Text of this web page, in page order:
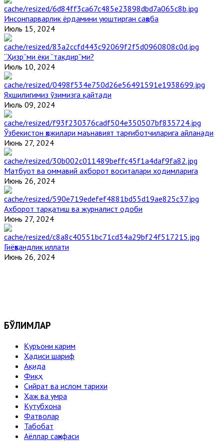
Инсонпарварлик ёрдамини уюштирган саҳоба
Июль 15, 2024
“Ҳизр”ми ёки “тақдир”ми?
Июль 10, 2024
Яхшилигимиз ўзимизга қайтади
Июль 09, 2024
Ўзбекистон ҳожилари маънавият тарғиботчиларига айланади
Июнь 27, 2024
Матбуот ва оммавий ахборот воситалари ходимларига
Июнь 26, 2024
Ахборот тарқатиш ва журналист одоби
Июнь 27, 2024
Гиёҳвандлик иллати
Июнь 26, 2024
БЎЛИМЛАР
Қуръони карим
Ҳадиси шариф
Ақида
Фиқҳ
Сийрат ва ислом тарихи
Ҳаж ва умра
Кутубхона
Фатволар
Табобат
Аёллар саҳифаси